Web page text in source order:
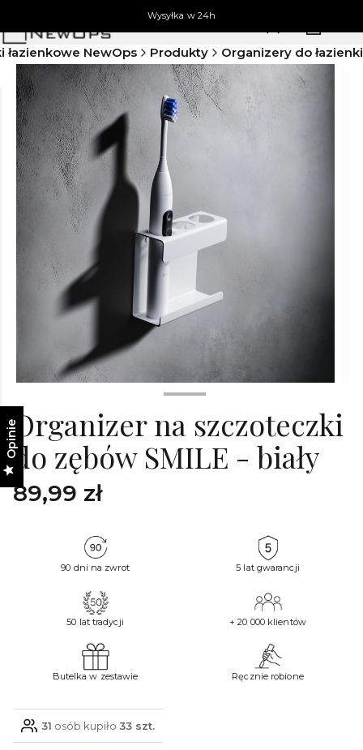
Wysyłka w 24h
łazienkowe NewOps Produkty Organizery do łazienki
Organizer na szczoteczki
do zębów SMILE - biały
Cena
89,99 zł
90 dni na zwrot 5 lat gwarancji
50 lat tradycji + 20 000 klientów
Butelka w zestawie Ręcznie robione
31 osób kupiło 33 szt.
Opinie